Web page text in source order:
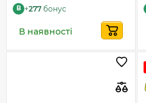
B +277 бонус
В наявності